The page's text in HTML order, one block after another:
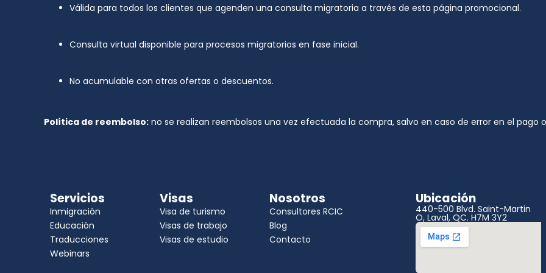
Válida para todos los clientes que agenden una consulta migratoria a través de esta página promocional.
Consulta virtual disponible para procesos migratorios en fase inicial.
No acumulable con otras ofertas o descuentos.
Política de reembolso: no se realizan reembolsos una vez efectuada la compra, salvo en caso de error en el pago
Servicios
Inmigración
Educación
Traducciones
Webinars
Visas
Visa de turismo
Visas de trabajo
Visas de estudio
Nosotros
Consultores RCIC
Blog
Contacto
Ubicación
440-500 Blvd. Saint-Martin
O, Laval, QC. H7M 3Y2